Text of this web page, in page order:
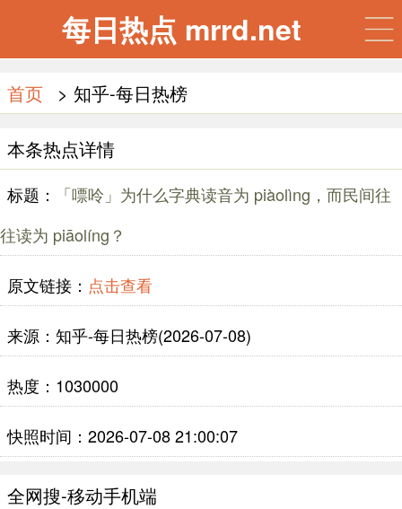
每日热点 mrrd.net
首页 > 知乎-每日热榜
本条热点详情
标题：
「嘌呤」为什么字典读音为 piàolìng，而民间往
往读为 piāolíng？
原文链接： 点击查看
来源：知乎-每日热榜(2026-07-08)
热度：1030000
快照时间：2026-07-08 21:00:07
全网搜-移动手机端